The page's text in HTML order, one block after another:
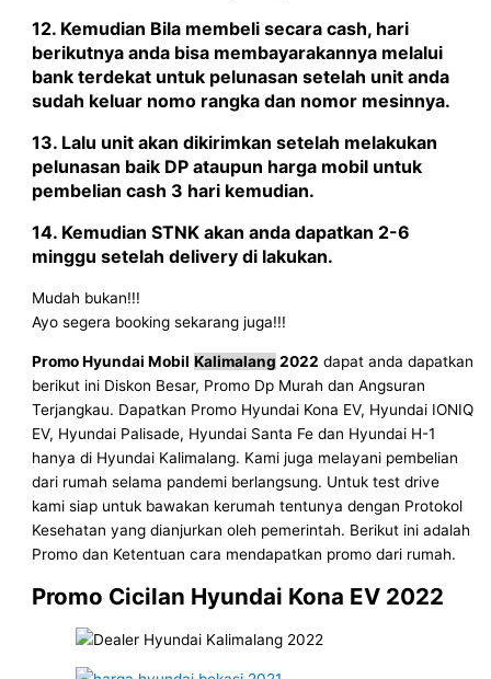
12. Kemudian Bila membeli secara cash, hari
berikutnya anda bisa membayarakannya melalui
bank terdekat untuk pelunasan setelah unit anda
sudah keluar nomo rangka dan nomor mesinnya.
13. Lalu unit akan dikirimkan setelah melakukan
pelunasan baik DP ataupun harga mobil untuk
pembelian cash 3 hari kemudian.
14. Kemudian STNK akan anda dapatkan 2-6
minggu setelah delivery di lakukan.
Mudah bukan!!!
Ayo segera booking sekarang juga!!!
Promo Hyundai Mobil Kalimalang 2022 dapat anda dapatkan
berikut ini Diskon Besar, Promo Dp Murah dan Angsuran
Terjangkau. Dapatkan Promo Hyundai Kona EV, Hyundai IONIQ
EV, Hyundai Palisade, Hyundai Santa Fe dan Hyundai H-1
hanya di Hyundai Kalimalang. Kami juga melayani pembelian
dari rumah selama pandemi berlangsung. Untuk test drive
kami siap untuk bawakan kerumah tentunya dengan Protokol
Kesehatan yang dianjurkan oleh pemerintah. Berikut ini adalah
Promo dan Ketentuan cara mendapatkan promo dari rumah.
Promo Cicilan Hyundai Kona EV 2022